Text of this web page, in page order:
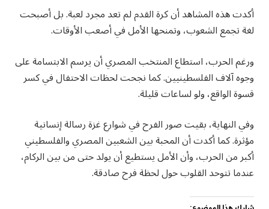
أكدت هذه المشاهد أن كرة القدم لم تعد مجرد لعبة. بل أصبحت
لغة تجمع الشعوب، وتمنحها الأمل في أصعب الأوقات.
ورغم الحرب، استطاع المنتخب المصري أن يرسم الابتسامة على
وجوه آلاف الفلسطينيين. كما نجحت لحظات الاحتفال في كسر
قسوة الواقع، ولو لساعات قليلة.
وفي النهاية، بقيت صور الفرح في شوارع غزة رسالة إنسانية
مؤثرة. كما أكدت أن المحبة بين الشعبين المصري والفلسطيني
أكبر من الحرب، وأن الأمل يستطيع أن يولد حتى من بين الركام،
عندما تتوحد القلوب حول لحظة فرح صادقة.